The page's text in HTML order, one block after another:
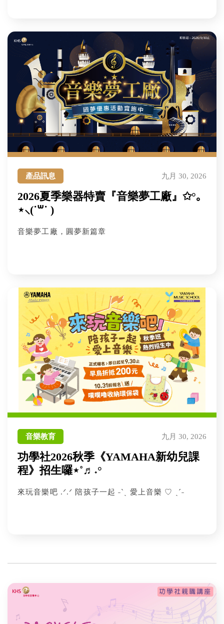
產品訊息 九月 30, 2026
2026夏季樂器特賣『音樂夢工廠』✩°｡
⋆⸜(˙꒳˙ )
音樂夢工廠，圓夢新篇章
音樂教育 九月 30, 2026
功學社2026秋季《YAMAHA新幼兒課
程》招生囉⋆˚♬˖°
來玩音樂吧 .ᐟ.ᐟ 陪孩子一起 ˗ˋˏ 愛上音樂 ♡ ˎˊ˗